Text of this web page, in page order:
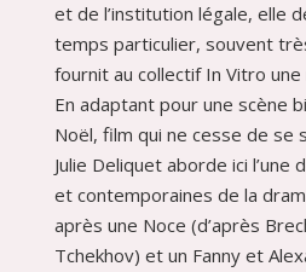
et de l’institution légale, elle
temps particulier, souvent
fournit au collectif In Vitro
En adaptant pour une scène
Noël, ﬁlm qui ne cesse de se
Julie Deliquet aborde ici l’une
et contemporaines de la
après une Noce (d’après
Tchekhov) et un Fanny et